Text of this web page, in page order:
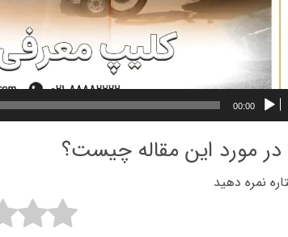
00:00
مورد این مقاله چیست؟